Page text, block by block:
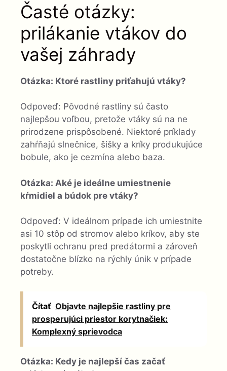
Časté otázky:
prilákanie vtákov do
vašej záhrady
Otázka: Ktoré rastliny priťahujú vtáky?
Odpoveď: Pôvodné rastliny sú často
najlepšou voľbou, pretože vtáky sú na ne
prirodzene prispôsobené. Niektoré príklady
zahŕňajú slnečnice, šišky a kríky produkujúce
bobule, ako je cezmína alebo baza.
Otázka: Aké je ideálne umiestnenie
kŕmidiel a búdok pre vtáky?
Odpoveď: V ideálnom prípade ich umiestnite
asi 10 stôp od stromov alebo kríkov, aby ste
poskytli ochranu pred predátormi a zároveň
dostatočne blízko na rýchly únik v prípade
potreby.
Čítať Objavte najlepšie rastliny pre
prosperujúci priestor korytnačiek:
Komplexný sprievodca
Otázka: Kedy je najlepší čas začať